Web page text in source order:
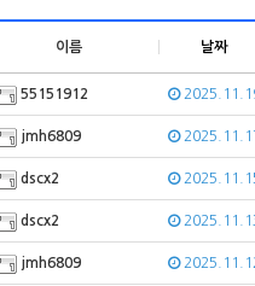
이름 날짜
55151912
jmh6809
dscx2
dscx2
jmh6809